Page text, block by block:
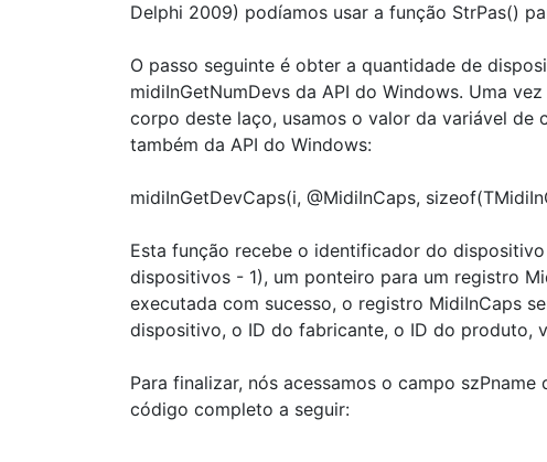
Delphi 2009) podíamos usar a função StrPas()
O passo seguinte é obter a quantidade de
midiInGetNumDevs da API do Windows. Uma
corpo deste laço, usamos o valor da variável de
também da API do Windows:
midiInGetDevCaps(i, @MidiInCaps,
Esta função recebe o identificador do
dispositivos - 1), um ponteiro para um registro
executada com sucesso, o registro MidiInCaps
dispositivo, o ID do fabricante, o ID do produto,
Para finalizar, nós acessamos o campo
código completo a seguir: